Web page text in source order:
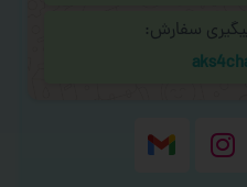
سفارش: